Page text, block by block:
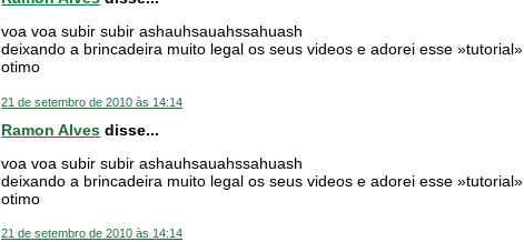
voa voa subir subir ashauhsauahssahuash
deixando a brincadeira muito legal os seus videos e adorei esse »tutorial»
otimo
21 de setembro de 2010 às 14:14
Ramon Alves disse...
voa voa subir subir ashauhsauahssahuash
deixando a brincadeira muito legal os seus videos e adorei esse »tutorial»
otimo
21 de setembro de 2010 às 14:14